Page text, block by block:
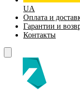
UA
Оплата и
Гарантии и
Контакты